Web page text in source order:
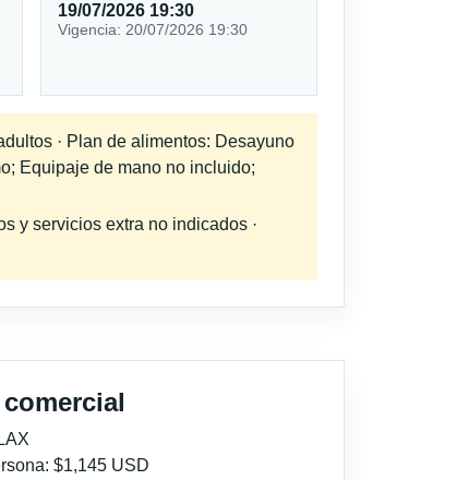
19/07/2026 19:30
Vigencia: 20/07/2026 19:30
· Plan de alimentos: Desayuno
Equipaje de mano no incluido;
y servicios extra no indicados ·
$1,145 USD